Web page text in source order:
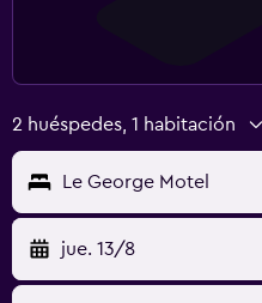
2 huéspedes, 1 habitación
Le George Motel
jue. 13/8